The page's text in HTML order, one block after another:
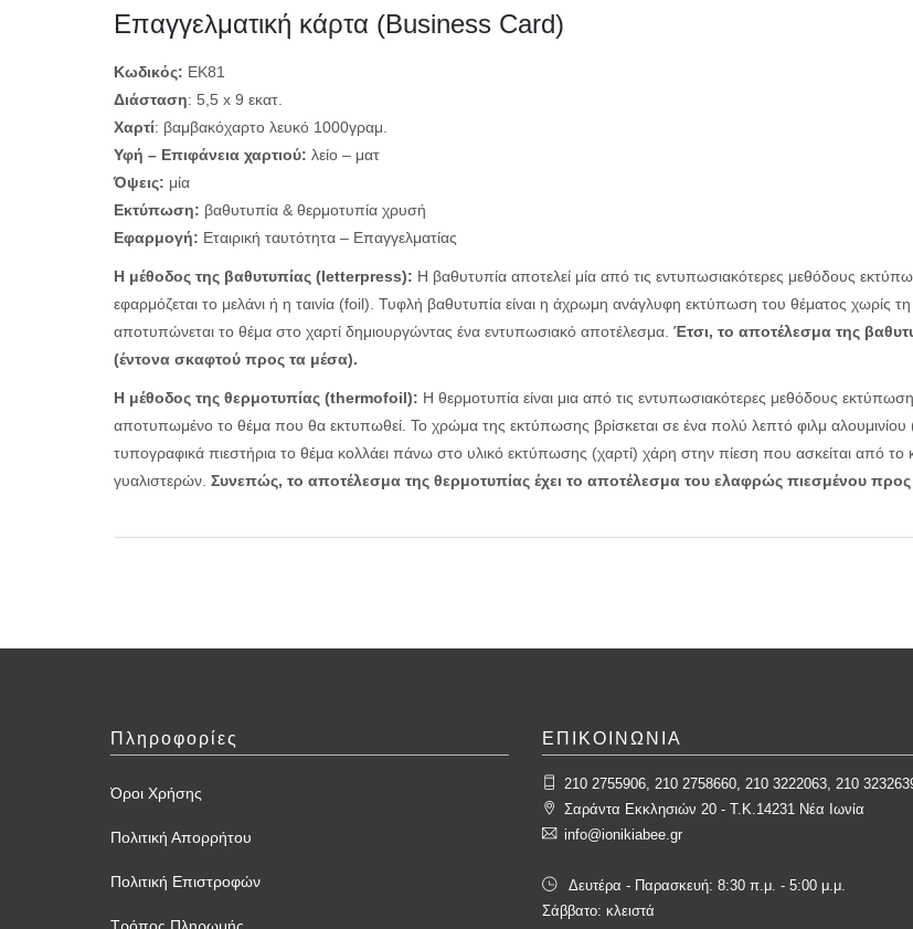
Επαγγελματική κάρτα (Business Card)
Κωδικός: ΕΚ81
Διάσταση: 5,5 x 9 εκατ.
Χαρτί: βαμβακόχαρτο λευκό 1000γραμ.
Υφή – Επιφάνεια χαρτιού: λείο – ματ
Όψεις: μία
Εκτύπωση: βαθυτυπία & θερμοτυπία χρυσή
Εφαρμογή: Εταιρική ταυτότητα – Επαγγελματίας
Η μέθοδος της βαθυτυπίας (letterpress): Η βαθυτυπία αποτελεί μία από τις εντυπωσιακότερες μεθόδους
εφαρμόζεται το μελάνι ή η ταινία (foil). Τυφλή βαθυτυπία είναι η άχρωμη ανάγλυφη εκτύπωση του θέματος χωρίς
αποτυπώνεται το θέμα στο χαρτί δημιουργώντας ένα εντυπωσιακό αποτέλεσμα. Έτσι, το αποτέλεσμα της
(έντονα σκαφτού προς τα μέσα).
Η μέθοδος της θερμοτυπίας (thermofoil): Η θερμοτυπία είναι μια από τις εντυπωσιακότερες μεθόδους
αποτυπωμένο το θέμα που θα εκτυπωθεί. Το χρώμα της εκτύπωσης βρίσκεται σε ένα πολύ λεπτό φιλμ
τυπογραφικά πιεστήρια το θέμα κολλάει πάνω στο υλικό εκτύπωσης (χαρτί) χάρη στην πίεση που ασκείται από
γυαλιστερών. Συνεπώς, το αποτέλεσμα της θερμοτυπίας έχει το αποτέλεσμα του ελαφρώς πιεσμένου
Πληροφορίες
Όροι Χρήσης
Πολιτική Απορρήτου
Πολιτική Επιστροφών
ΕΠΙΚΟΙΝΩΝΙΑ
210 2755906, 210 2758660, 210 3222063, 210
Σαράντα Εκκλησιών 20 - T.K.14231 Νέα Ιωνία
info@ionikiabee.gr
Δευτέρα - Παρασκευή: 8:30 π.μ. - 5:00 μ.μ.
Σάββατο: κλειστά